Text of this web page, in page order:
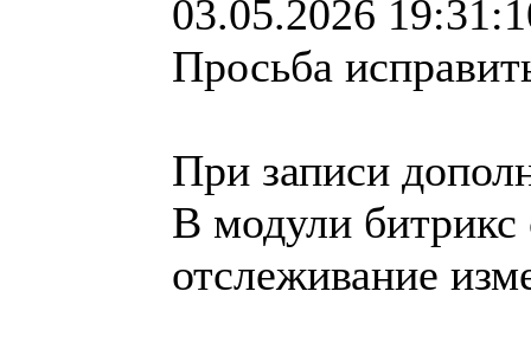
03.05.2026
Просьба
При записи
В модули битрикс
отслеживание